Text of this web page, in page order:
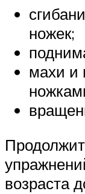
ножек;
махи и
возраста